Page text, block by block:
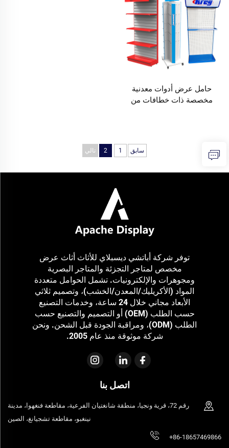
حامل عرض أدوات معدنية
مخصصة ذات خطافات من
سابق 1
2 تالي
توفر شركة أباتشي ديسبلاي للأثاث أثاث عرض
مخصص لمتاجر التجزئة والمتاجر البصرية
ومجوهرات والإلكترونيات. تشمل الحوامل متعددة
المواد (الأكريليك/المعدن/الخشب)، وتصميم ثلاثي
الأبعاد مجاني خلال 24 ساعة، وخدمات التصنيع
حسب الطلب (OEM) أو التصميم والتصنيع حسب
الطلب (ODM)، ومراقبة الجودة قبل الشحن. ونحن
شركة موثوقة منذ عام 2005.
اتصل بنا
رقم 72، قرية ونجيا، منطقة شانغتيان الفرعية، مقاطعة فنغهوا، مدينة
نينغبو، مقاطعة تشجيانغ، الصين
+86-18657469866